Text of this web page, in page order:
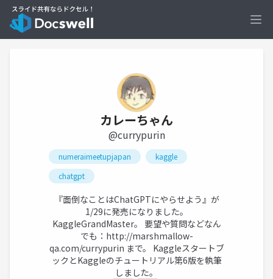
カレーちゃん
@currypurin
numeraimeetupjapan
kaggle
chatgpt
『面倒なことはChatGPTにやらせよう』が
1/29に発売になりました。
KaggleGrandMaster。 要望や質問などなん
でも： http://marshmallow-
qa.com/currypurin まで。 Kaggleスタートブ
ックとKaggleのチュートリアル第6版を執筆
しました。